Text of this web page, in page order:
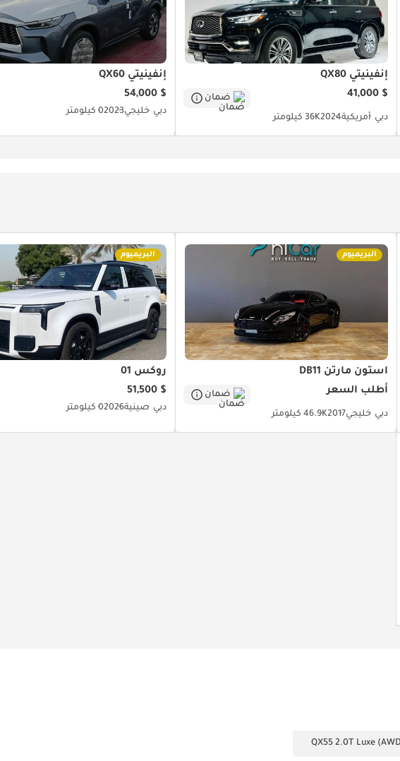
إنفينيتي QX80
$ 41,000
ضمان
دبي أمريكية202436K كيلومتر
إنفينيتي QX60
$ 54,000
دبي خليجي20230 كيلومتر
البريميوم
أستون مارتن DB11
أطلب السعر
ضمان
دبي خليجي201746.9K كيلومتر
البريميوم
روكس 01
$ 51,500
دبي صينية20260 كيلومتر